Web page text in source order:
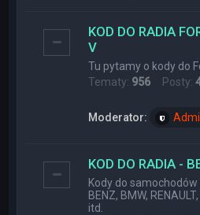
KOD DO RADIA
V
Tu pytamy o kody do
Tematy: 956 Posty:
Moderator:
KOD DO RADIA -
Kody do samochodów
BENZ, BMW,
itd.